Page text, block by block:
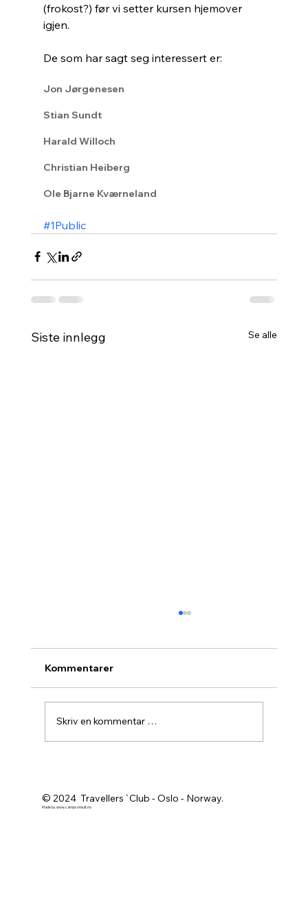
(frokost?) før vi setter kursen hjemover
igjen.
De som har sagt seg interessert er:
Jon Jørgenesen
Stian Sundt
Harald Willoch
Christian Heiberg
Ole Bjarne Kværneland
#1Public
Siste innlegg Se alle
Kommentarer
Skriv en kommentar …
© 2024 Travellers`Club - Oslo - Norway.
Made bywww.campconsult.no